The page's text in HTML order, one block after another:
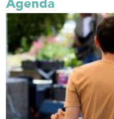
Agenda